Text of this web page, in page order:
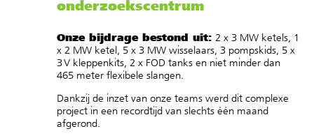
onderzoekscentrum
Onze bijdrage bestond uit: 2 x 3 MW ketels, 1
x 2 MW ketel, 5 x 3 MW wisselaars, 3 pompskids, 5 x
3 V kleppenkits, 2 x FOD tanks en niet minder dan
465 meter flexibele slangen.
Dankzij de inzet van onze teams werd dit complexe
project in een recordtijd van slechts één maand
afgerond.